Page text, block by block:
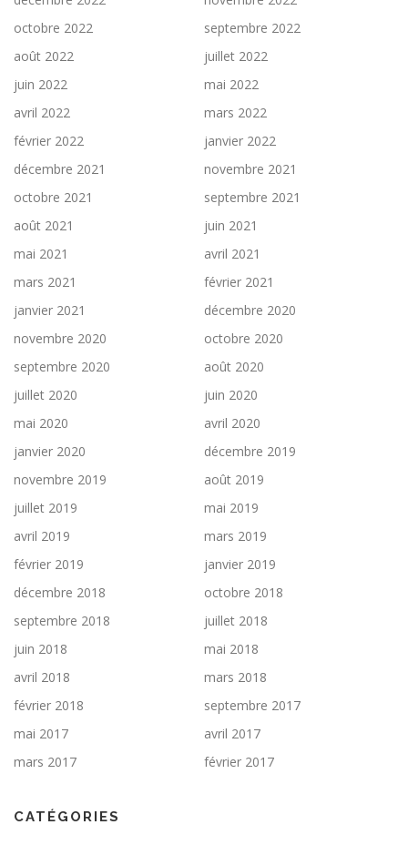
octobre 2022
septembre 2022
août 2022
juillet 2022
juin 2022
mai 2022
avril 2022
mars 2022
février 2022
janvier 2022
décembre 2021
novembre 2021
octobre 2021
septembre 2021
août 2021
juin 2021
mai 2021
avril 2021
mars 2021
février 2021
janvier 2021
décembre 2020
novembre 2020
octobre 2020
septembre 2020
août 2020
juillet 2020
juin 2020
mai 2020
avril 2020
janvier 2020
décembre 2019
novembre 2019
août 2019
juillet 2019
mai 2019
avril 2019
mars 2019
février 2019
janvier 2019
décembre 2018
octobre 2018
septembre 2018
juillet 2018
juin 2018
mai 2018
avril 2018
mars 2018
février 2018
septembre 2017
mai 2017
avril 2017
mars 2017
février 2017
CATÉGORIES